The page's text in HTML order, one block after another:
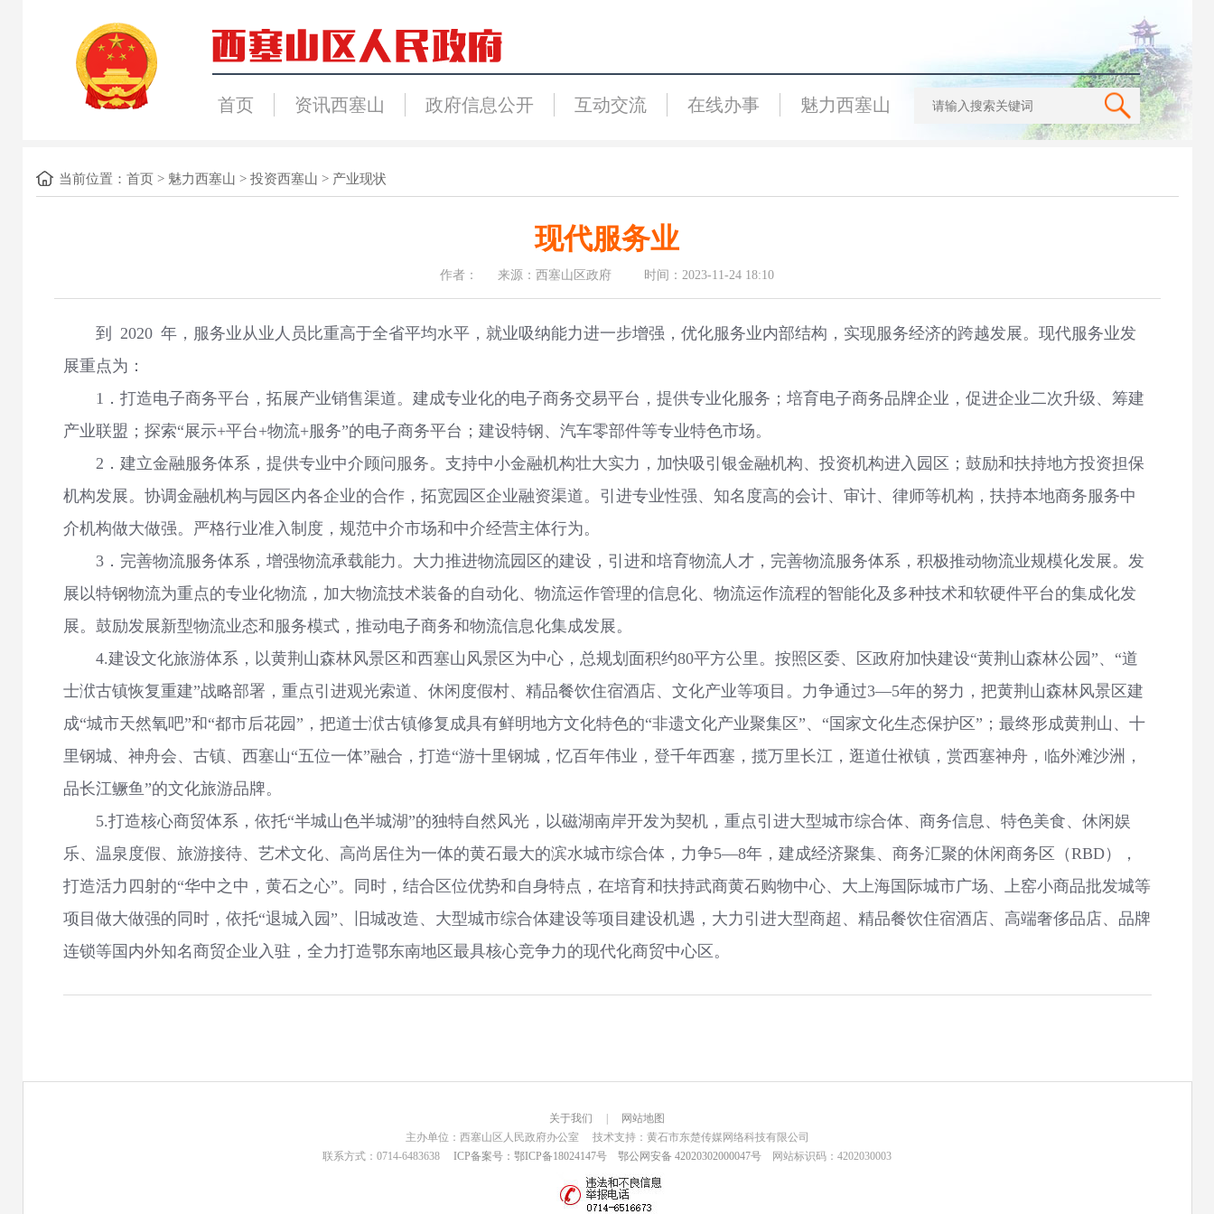
首页 资讯西塞山 政府信息公开 互动交流 在线办事 魅力西塞山
当前位置： 首页> 魅力西塞山 > 投资西塞山 > 产业现状
现代服务业
作者： 来源：西塞山区政府 时间：2023-11-24 18:10
到 2020 年，服务业从业人员比重高于全省平均水平，就业吸纳能力进一步增强，优化服务业内部结构，实现服务经济的跨越发展。现代服务业发
展重点为：
1．打造电子商务平台，拓展产业销售渠道。建成专业化的电子商务交易平台，提供专业化服务；培育电子商务品牌企业，促进企业二次升级、筹建
产业联盟；探索“展示+平台+物流+服务”的电子商务平台；建设特钢、汽车零部件等专业特色市场。
2．建立金融服务体系，提供专业中介顾问服务。支持中小金融机构壮大实力，加快吸引银金融机构、投资机构进入园区；鼓励和扶持地方投资担保
机构发展。协调金融机构与园区内各企业的合作，拓宽园区企业融资渠道。引进专业性强、知名度高的会计、审计、律师等机构，扶持本地商务服务中
介机构做大做强。严格行业准入制度，规范中介市场和中介经营主体行为。
3．完善物流服务体系，增强物流承载能力。大力推进物流园区的建设，引进和培育物流人才，完善物流服务体系，积极推动物流业规模化发展。发
展以特钢物流为重点的专业化物流，加大物流技术装备的自动化、物流运作管理的信息化、物流运作流程的智能化及多种技术和软硬件平台的集成化发
展。鼓励发展新型物流业态和服务模式，推动电子商务和物流信息化集成发展。
4.建设文化旅游体系，以黄荆山森林风景区和西塞山风景区为中心，总规划面积约80平方公里。按照区委、区政府加快建设“黄荆山森林公园”、“道
士洑古镇恢复重建”战略部署，重点引进观光索道、休闲度假村、精品餐饮住宿酒店、文化产业等项目。力争通过3—5年的努力，把黄荆山森林风景区建
成“城市天然氧吧”和“都市后花园”，把道士洑古镇修复成具有鲜明地方文化特色的“非遗文化产业聚集区”、“国家文化生态保护区”；最终形成黄荆山、十
里钢城、神舟会、古镇、西塞山“五位一体”融合，打造“游十里钢城，忆百年伟业，登千年西塞，揽万里长江，逛道仕袱镇，赏西塞神舟，临外滩沙洲，
品长江鳜鱼”的文化旅游品牌。
5.打造核心商贸体系，依托“半城山色半城湖”的独特自然风光，以磁湖南岸开发为契机，重点引进大型城市综合体、商务信息、特色美食、休闲娱
乐、温泉度假、旅游接待、艺术文化、高尚居住为一体的黄石最大的滨水城市综合体，力争5—8年，建成经济聚集、商务汇聚的休闲商务区（RBD），
打造活力四射的“华中之中，黄石之心”。同时，结合区位优势和自身特点，在培育和扶持武商黄石购物中心、大上海国际城市广场、上窑小商品批发城等
项目做大做强的同时，依托“退城入园”、旧城改造、大型城市综合体建设等项目建设机遇，大力引进大型商超、精品餐饮住宿酒店、高端奢侈品店、品牌
连锁等国内外知名商贸企业入驻，全力打造鄂东南地区最具核心竞争力的现代化商贸中心区。
关于我们
网站地图
主办单位：西塞山区人民政府办公室 技术支持：黄石市东楚传媒网络科技有限公司
联系方式：0714-6483638 ICP备案号：鄂ICP备18024147号 鄂公网安备 42020302000047号 网站标识码：4202030003